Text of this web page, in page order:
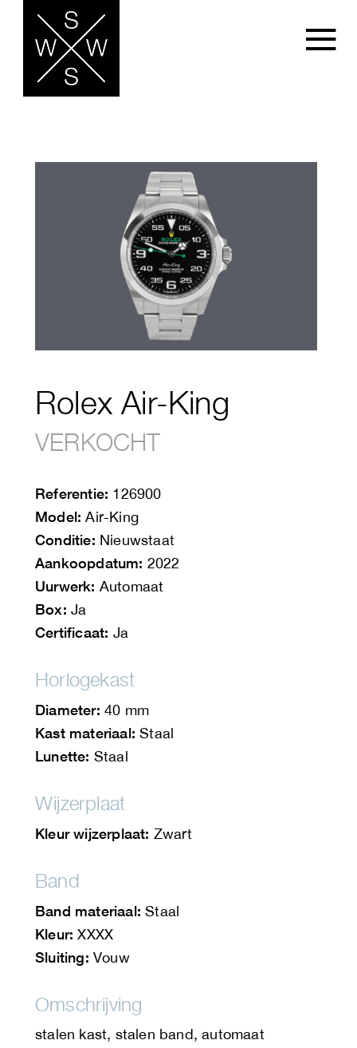
Rolex Air-King
VERKOCHT
Referentie: 126900
Model: Air-King
Conditie: Nieuwstaat
Aankoopdatum: 2022
Uurwerk: Automaat
Box: Ja
Certificaat: Ja
Horlogekast
Diameter: 40 mm
Kast materiaal: Staal
Lunette: Staal
Wijzerplaat
Kleur wijzerplaat: Zwart
Band
Band materiaal: Staal
Kleur: XXXX
Sluiting: Vouw
Omschrijving
stalen kast, stalen band, automaat